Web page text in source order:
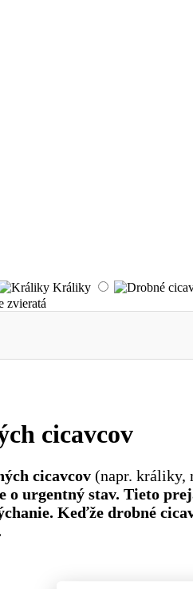
Králiky
zvieratá
cicavcov
cicavcov (napr. králiky,
o urgentný stav. Tieto
Keďže drobné